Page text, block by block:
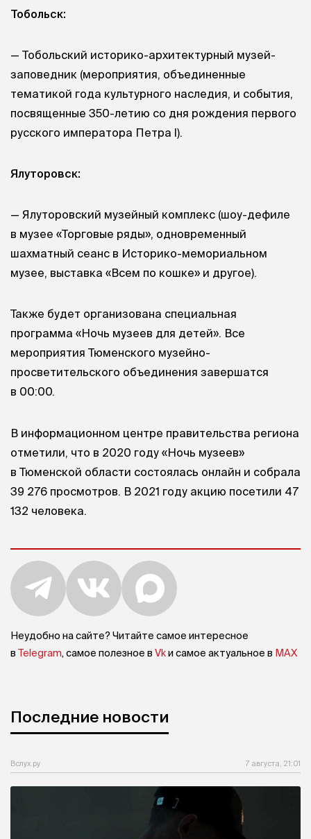
Тобольск:
— Тобольский историко-архитектурный музей-
заповедник (мероприятия, объединенные
тематикой года культурного наследия, и события,
посвященные 350-летию со дня рождения первого
русского императора Петра I).
Ялуторовск:
— Ялуторовский музейный комплекс (шоу-дефиле
в музее «Торговые ряды», одновременный
шахматный сеанс в Историко-мемориальном
музее, выставка «Всем по кошке» и другое).
Также будет организована специальная
программа «Ночь музеев для детей». Все
мероприятия Тюменского музейно-
просветительского объединения завершатся
в 00:00.
В информационном центре правительства региона
отметили, что в 2020 году «Ночь музеев»
в Тюменской области состоялась онлайн и собрала
39 276 просмотров. В 2021 году акцию посетили 47
132 человека.
Неудобно на сайте? Читайте самое интересное
в Telegram, самое полезное в Vkи самое актуальное в MAX
Последние новости
Вслух.ру 7 августа, 21:01